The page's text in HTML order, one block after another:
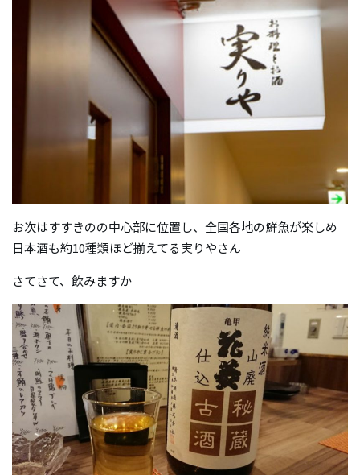
お次はすすきのの中心部に位置し、全国各地の鮮魚が楽しめ
日本酒も約10種類ほど揃えてる実りやさん
さてさて、飲みますか